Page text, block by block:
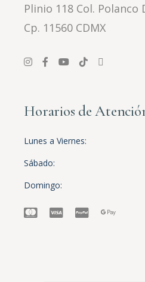
Plinio 118 Col.
Cp. 11560 CDMX
Horarios de
Lunes a Viernes
Sábado
Domingo